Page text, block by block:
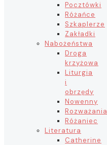
Pocztówki
Różańce
Szkaplerze
Zakładki
Nabożeństwa
Droga
krzyżowa
Liturgia
i
obrzędy
Nowenny
Rozważania
Różaniec
Literatura
Catherine